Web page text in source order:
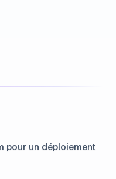
pour un déploiement